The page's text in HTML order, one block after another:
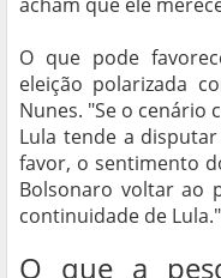
O que pode
eleição polarizada
Nunes. "Se o cenário
Lula tende a
favor, o sentimento
Bolsonaro voltar ao
continuidade de Lula."
O que a